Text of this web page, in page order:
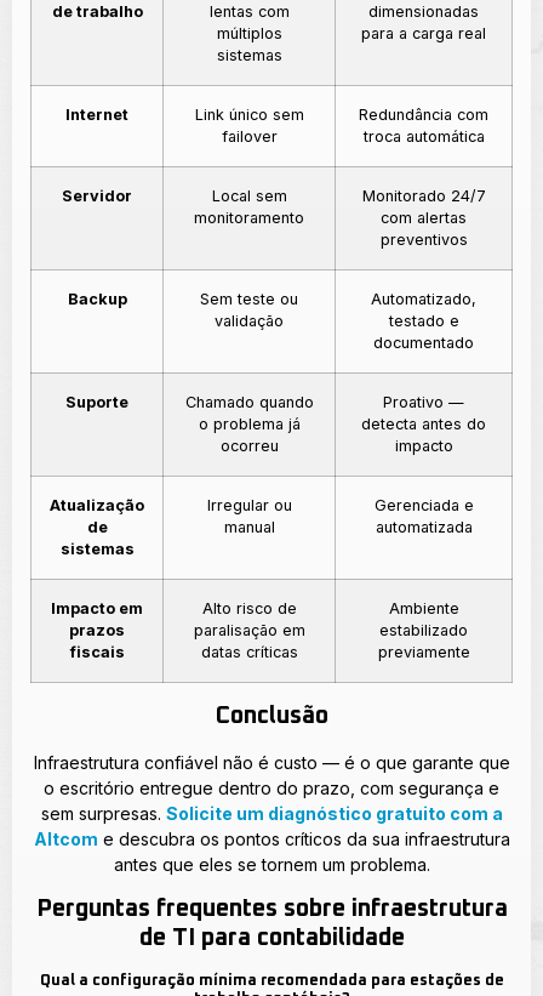
de trabalho
lentas com
múltiplos
sistemas
dimensionadas
para a carga real
Internet
Link único sem
failover
Redundância com
troca automática
Servidor
Local sem
monitoramento
Monitorado 24/7
com alertas
preventivos
Backup
Sem teste ou
validação
Automatizado,
testado e
documentado
Suporte
Chamado quando
o problema já
ocorreu
Proativo —
detecta antes do
impacto
Atualização
de
sistemas
Irregular ou
manual
Gerenciada e
automatizada
Impacto em
prazos
fiscais
Alto risco de
paralisação em
datas críticas
Ambiente
estabilizado
previamente
Conclusão
Infraestrutura confiável não é custo — é o que garante que
o escritório entregue dentro do prazo, com segurança e
sem surpresas. Solicite um diagnóstico gratuito com a
Altcom e descubra os pontos críticos da sua infraestrutura
antes que eles se tornem um problema.
Perguntas frequentes sobre infraestrutura
de TI para contabilidade
Qual a configuração mínima recomendada para estações de